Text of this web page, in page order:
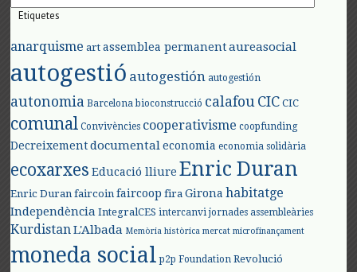
Etiquetes
anarquisme art assemblea permanent aureasocial
autogestió autogestión autogestión
autonomia Barcelona bioconstrucció calafouCIC CIC
comunal Convivències cooperativisme coopfunding
Decreixement documental economia economia solidària
ecoxarxes Educació lliure Enric Duran
Enric Duran faircoin faircoop fira Girona habitatge
Independència IntegralCES intercanvi jornades assembleàries
KurdistanL'Albada Memòria històrica mercat microfinançament
moneda social p2p Foundation Revolució